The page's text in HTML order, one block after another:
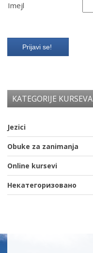
Imejl
KATEGORIJE KURSEVA
Jezici
Obuke za zanimanja
Online kursevi
Некатегоризовано